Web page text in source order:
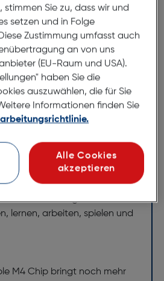
für Apple
für Apple Intelligence. Das
der Power des Apple M4
Liquid Retina Display, eine 12
für großartige
und superschnelles WLAN 7.
Pencil Pro, dem Magic
Air und mehr kompatibel. So
mehrere Aufgaben
lernen, arbeiten, spielen und
M4 Chip bringt noch mehr
stimmen Sie zu, dass wir und
setzen und in Folge
Zustimmung umfasst auch
an von uns
(EU-Raum und USA).
haben Sie die
auszuwählen, die für Sie
Informationen finden Sie
Alle Cookies
akzeptieren